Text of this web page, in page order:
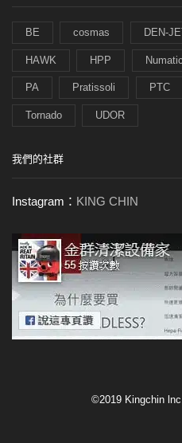
BE cosmas DEN-
HAWK HPP Numatic
PA Pratissoli PTC
Tornado UDOR
我們的社群
Instagram： KING CHIN
©2019 Kingchin